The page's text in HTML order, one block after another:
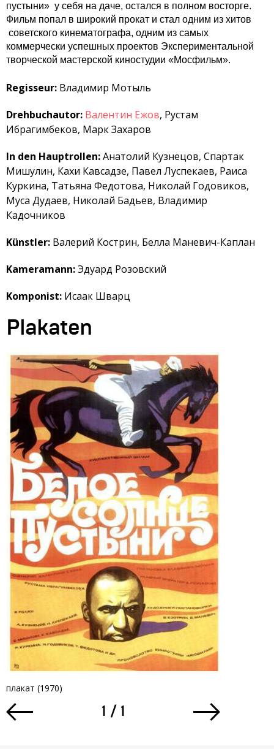
пустыни» у себя на даче, остался в полном восторге.
Фильм попал в широкий прокат и стал одним из хитов
советского кинематографа, одним из самых
коммерчески успешных проектов Экспериментальной
творческой мастерской киностудии «Мосфильм».
Regisseur: Владимир Мотыль
Drehbuchautor: Валентин Ежов, Рустам
Ибрагимбеков, Марк Захаров
In den Hauptrollen:Анатолий Кузнецов, Спартак
Мишулин, Кахи Кавсадзе, Павел Луспекаев, Раиса
Куркина, Татьяна Федотова, Николай Годовиков,
Муса Дудаев, Николай Бадьев, Владимир
Кадочников
Künstler: Валерий Кострин, Белла Маневич-Каплан
Kameramann:Эдуард Розовский
Komponist: Исаак Шварц
Plakaten
плакат (1970)
1 / 1